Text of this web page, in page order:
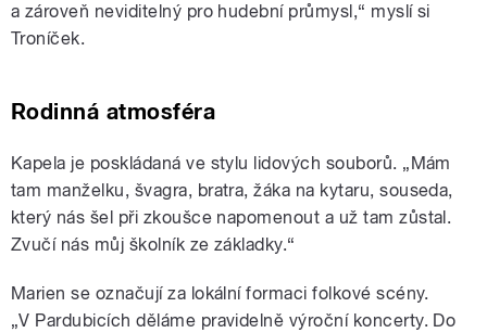
a zároveň neviditelný pro hudební průmysl,“ myslí si
Troníček.
Rodinná atmosféra
Kapela je poskládaná ve stylu lidových souborů. „Mám
tam manželku, švagra, bratra, žáka na kytaru, souseda,
který nás šel při zkoušce napomenout a už tam zůstal.
Zvučí nás můj školník ze základky.“
Marien se označují za lokální formaci folkové scény.
„V Pardubicích děláme pravidelně výroční koncerty. Do